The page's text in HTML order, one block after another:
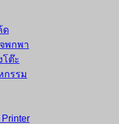
ด
พกพา
ต๊ะ
กรรม